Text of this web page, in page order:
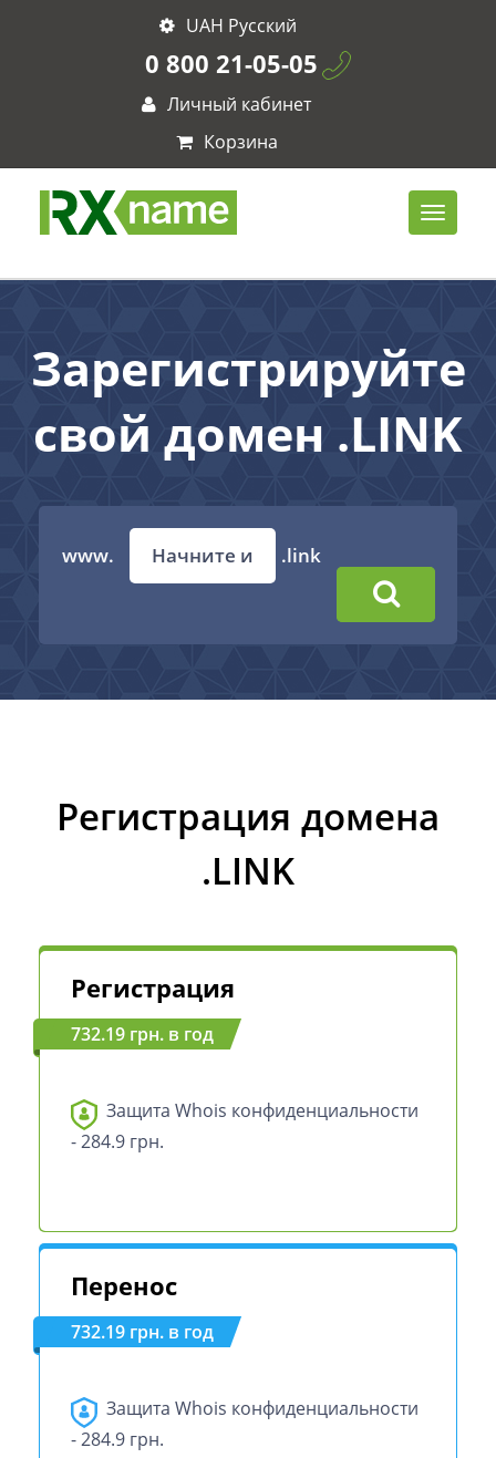
UAH Русский
0 800 21-05-05
Личный кабинет
Корзина
Зарегистрируйте
свой домен .LINK
www. .link
Регистрация домена
.LINK
Регистрация
732.19 грн. в год
Защита Whois конфиденциальности
- 284.9 грн.
Перенос
732.19 грн. в год
Защита Whois конфиденциальности
- 284.9 грн.